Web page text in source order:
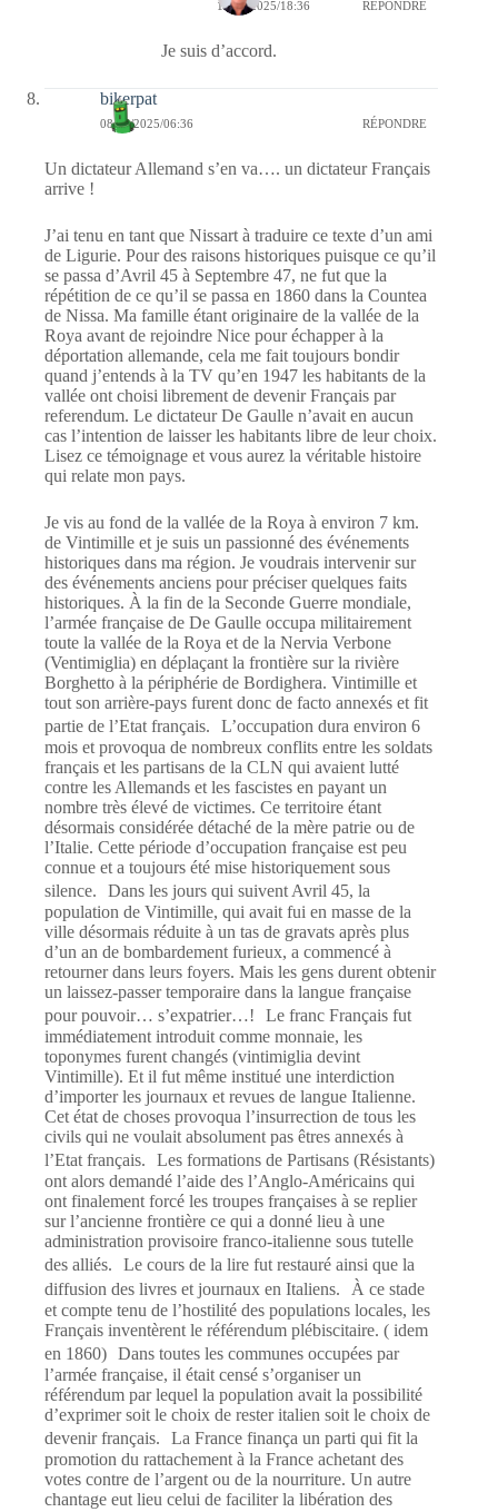
13/05/2025/18:36 RÉPONDRE
Je suis d’accord.
bikerpat
08/05/2025/06:36 RÉPONDRE
Un dictateur Allemand s’en va…. un dictateur Français
arrive !
J’ai tenu en tant que Nissart à traduire ce texte d’un ami
de Ligurie. Pour des raisons historiques puisque ce qu’il
se passa d’Avril 45 à Septembre 47, ne fut que la
répétition de ce qu’il se passa en 1860 dans la Countea
de Nissa. Ma famille étant originaire de la vallée de la
Roya avant de rejoindre Nice pour échapper à la
déportation allemande, cela me fait toujours bondir
quand j’entends à la TV qu’en 1947 les habitants de la
vallée ont choisi librement de devenir Français par
referendum. Le dictateur De Gaulle n’avait en aucun
cas l’intention de laisser les habitants libre de leur choix.
Lisez ce témoignage et vous aurez la véritable histoire
qui relate mon pays.
Je vis au fond de la vallée de la Roya à environ 7 km.
de Vintimille et je suis un passionné des événements
historiques dans ma région. Je voudrais intervenir sur
des événements anciens pour préciser quelques faits
historiques. À la fin de la Seconde Guerre mondiale,
l’armée française de De Gaulle occupa militairement
toute la vallée de la Roya et de la Nervia Verbone
(Ventimiglia) en déplaçant la frontière sur la rivière
Borghetto à la périphérie de Bordighera. Vintimille et
tout son arrière-pays furent donc de facto annexés et fit
partie de l’Etat français. L’occupation dura environ 6
mois et provoqua de nombreux conflits entre les soldats
français et les partisans de la CLN qui avaient lutté
contre les Allemands et les fascistes en payant un
nombre très élevé de victimes. Ce territoire étant
désormais considérée détaché de la mère patrie ou de
l’Italie. Cette période d’occupation française est peu
connue et a toujours été mise historiquement sous
silence. Dans les jours qui suivent Avril 45, la
population de Vintimille, qui avait fui en masse de la
ville désormais réduite à un tas de gravats après plus
d’un an de bombardement furieux, a commencé à
retourner dans leurs foyers. Mais les gens durent obtenir
un laissez-passer temporaire dans la langue française
pour pouvoir… s’expatrier…! Le franc Français fut
immédiatement introduit comme monnaie, les
toponymes furent changés (vintimiglia devint
Vintimille). Et il fut même institué une interdiction
d’importer les journaux et revues de langue Italienne.
Cet état de choses provoqua l’insurrection de tous les
civils qui ne voulait absolument pas êtres annexés à
l’Etat français. Les formations de Partisans (Résistants)
ont alors demandé l’aide des l’Anglo-Américains qui
ont finalement forcé les troupes françaises à se replier
sur l’ancienne frontière ce qui a donné lieu à une
administration provisoire franco-italienne sous tutelle
des alliés. Le cours de la lire fut restauré ainsi que la
diffusion des livres et journaux en Italiens. À ce stade
et compte tenu de l’hostilité des populations locales, les
Français inventèrent le référendum plébiscitaire. ( idem
en 1860) Dans toutes les communes occupées par
l’armée française, il était censé s’organiser un
référendum par lequel la population avait la possibilité
d’exprimer soit le choix de rester italien soit le choix de
devenir français. La France finança un parti qui fit la
promotion du rattachement à la France achetant des
votes contre de l’argent ou de la nourriture. Un autre
chantage eut lieu celui de faciliter la libération des